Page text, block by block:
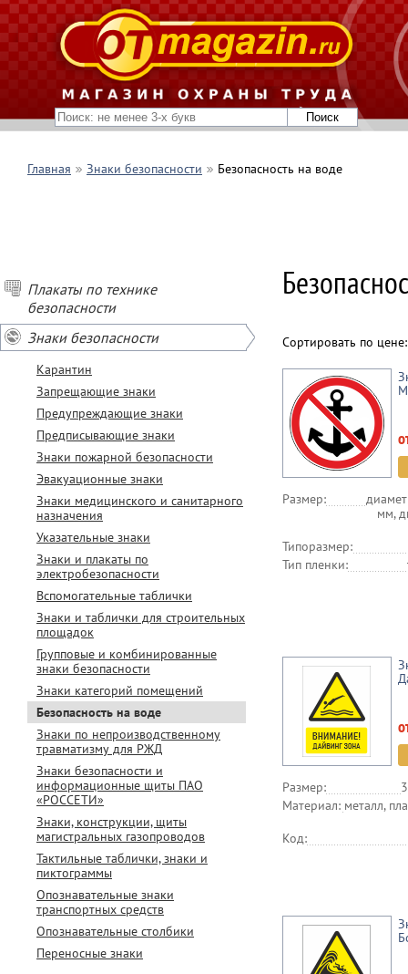
Главная Знаки безопасности Безопасность на воде
Плакаты по технике
безопасности
Знаки безопасности
Карантин
Запрещающие знаки
Предупреждающие знаки
Предписывающие знаки
Знаки пожарной безопасности
Эвакуационные знаки
Знаки медицинского и санитарного
назначения
Указательные знаки
Знаки и плакаты по
электробезопасности
Вспомогательные таблички
Знаки и таблички для строительных
площадок
Групповые и комбинированные
знаки безопасности
Знаки категорий помещений
Безопасность на воде
Знаки по непроизводственному
травматизму для РЖД
Знаки безопасности и
информационные щиты ПАО
«РОССЕТИ»
Знаки, конструкции, щиты
магистральных газопроводов
Тактильные таблички, знаки и
пиктограммы
Опознавательные знаки
транспортных средств
Опознавательные столбики
Переносные знаки
Сортировать по
Размер:
мм,
Типоразмер:
Тип пленки:
Размер:
Материал: металл,
Код: